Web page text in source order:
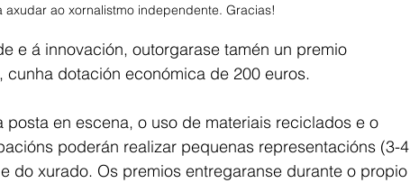
axudar ao xornalistmo independente. Gracias!
e á innovación, outorgarase tamén un premio
dotación económica de 200 euros.
en escena, o uso de materiais reciclados e o
poderán realizar pequenas representacións (3-4
do xurado. Os premios entregaranse durante o propio